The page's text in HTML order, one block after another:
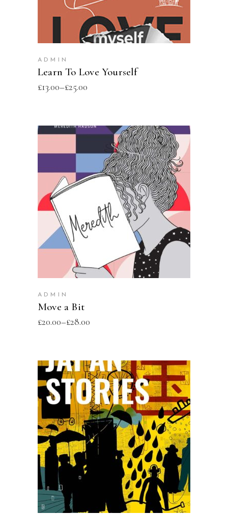
ADMIN
Learn To Love Yourself
£13.00–£25.00
SELECT OPTIONS
ADMIN
Move a Bit
£20.00–£28.00
SELECT OPTIONS